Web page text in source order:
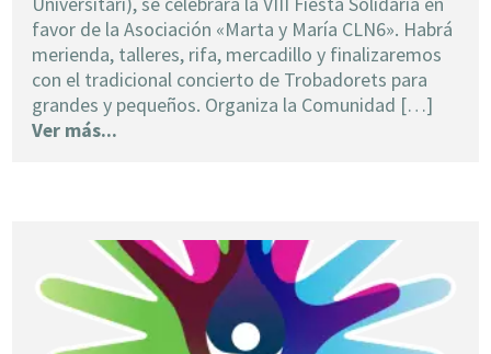
favor de la Asociación «Marta y María CLN6». Habrá
merienda, talleres, rifa, mercadillo y finalizaremos
con el tradicional concierto de Trobadorets para
grandes y pequeños. Organiza la Comunidad […]
Ver más...